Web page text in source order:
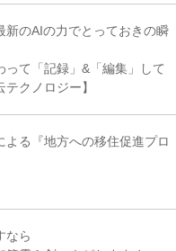
新のAIの力でとっておきの瞬
て「記録」&「編集」して
クノロジー】
よる『地方への移住促進プロ
なら